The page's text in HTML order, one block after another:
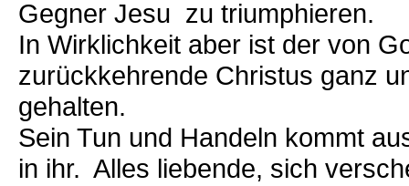
Gegner Jesu zu triumphieren.
In Wirklichkeit aber ist der von
zurückkehrende Christus ganz
gehalten.
Sein Tun und Handeln kommt
in ihr. Alles liebende, sich